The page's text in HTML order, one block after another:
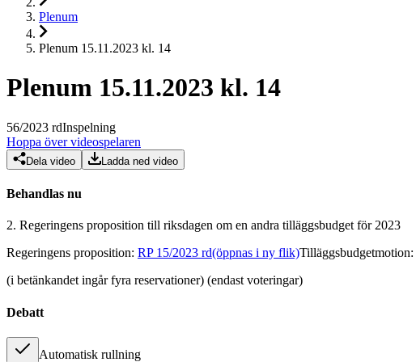
Plenum
Plenum 15.11.2023 kl. 14
Plenum 15.11.2023 kl. 14
56/2023 rdInspelning
Hoppa över videospelaren
Dela video Ladda ned video
Behandlas nu
2. Regeringens proposition till riksdagen om en andra tilläggsbudget för 2023
Regeringens proposition: RP 15/2023 rd(öppnas i ny flik)Tilläggsbudgetmotion:
(i betänkandet ingår fyra reservationer) (endast voteringar)
Debatt
Automatisk rullning